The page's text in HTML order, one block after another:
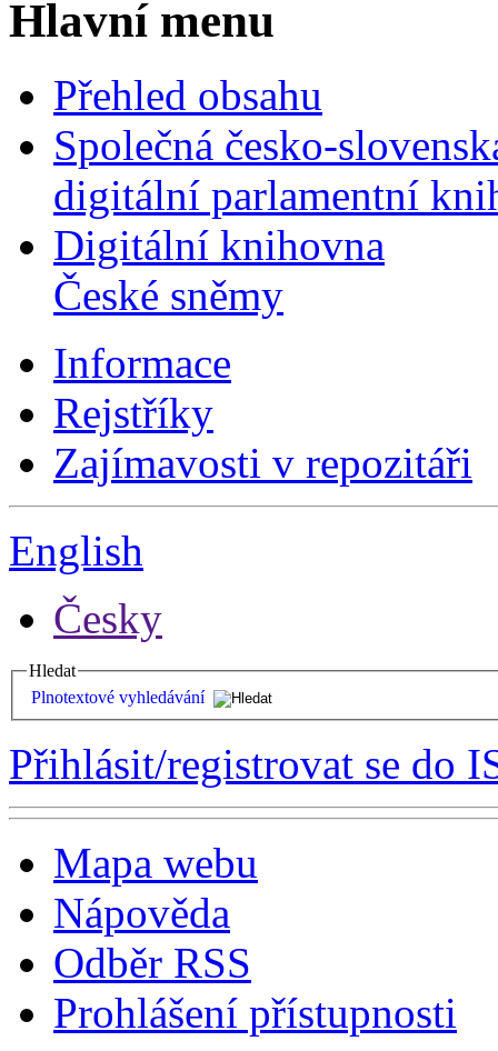
Hlavní menu
Přehled obsahu
Společná česko-
digitální parlamentní
Digitální knihovna
České sněmy
Informace
Rejstříky
Zajímavosti v repozitáři
English
Česky
Hledat
Plnotextové vyhledávání
Přihlásit/registrovat se do
Mapa webu
Nápověda
Odběr RSS
Prohlášení přístupnosti